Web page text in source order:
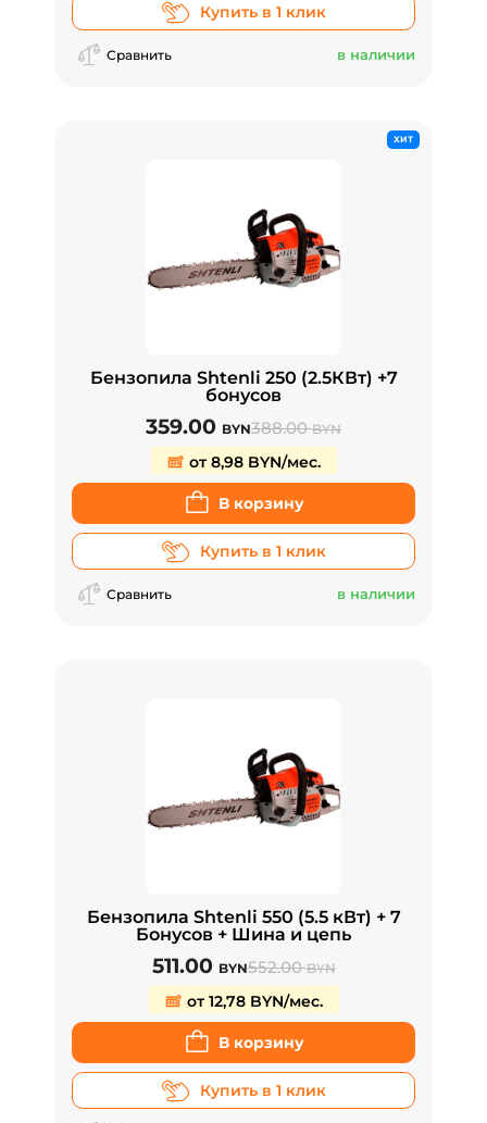
Купить в 1 клик
Сравнить в наличии
ХИТ
Бензопила Shtenli 250 (2.5КВт) +7
бонусов
359.00 BYN388.00BYN
от 8,98 BYN/мес.
В корзину
Купить в 1 клик
Сравнить в наличии
Бензопила Shtenli 550 (5.5 кВт) + 7
Бонусов + Шина и цепь
511.00 BYN552.00BYN
от 12,78 BYN/мес.
В корзину
Купить в 1 клик